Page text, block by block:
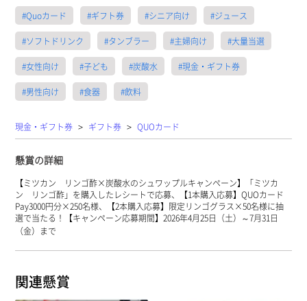
#Quoカード #ギフト券 #シニア向け #ジュース
#ソフトドリンク #タンブラー #主婦向け #大量当選
#女性向け #子ども #炭酸水 #現金・ギフト券
#男性向け #食器 #飲料
現金・ギフト券 > ギフト券 > QUOカード
懸賞の詳細
【ミツカン リンゴ酢×炭酸水のシュワップルキャンペーン】「ミツカ
ン リンゴ酢」を購入したレシートで応募、【1本購入応募】QUOカード
Pay3000円分×250名様、【2本購入応募】限定リンゴグラス×50名様に抽
選で当たる！【キャンペーン応募期間】2026年4月25日（土）～7月31日
（金）まで
関連懸賞